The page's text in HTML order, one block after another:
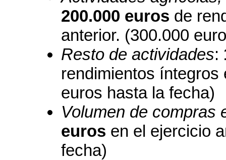
200.000 euros de
anterior. (300.000
Resto de actividades:
rendimientos íntegros
euros hasta la fecha)
Volumen de compras
euros en el ejercicio
fecha)